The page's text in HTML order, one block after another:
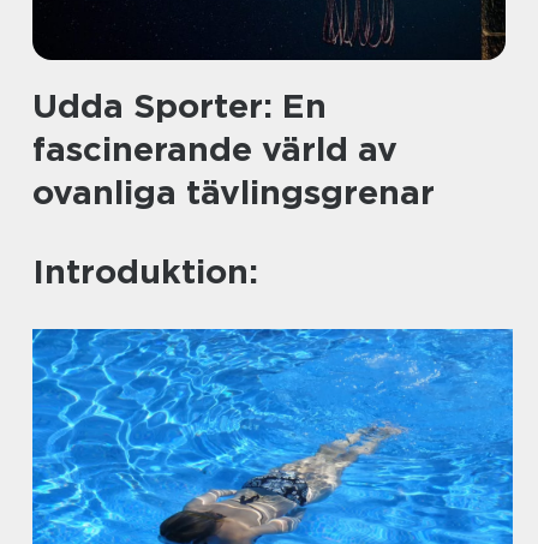
Udda Sporter: En
fascinerande värld av
ovanliga tävlingsgrenar
Introduktion: